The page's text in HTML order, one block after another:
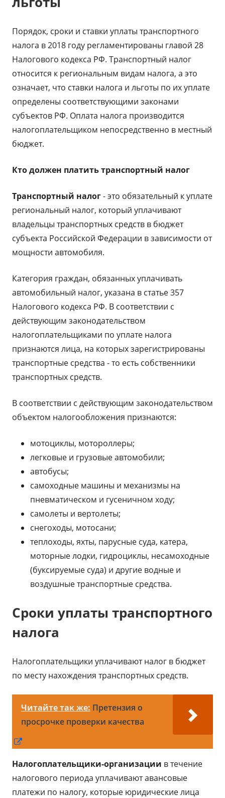
Порядок, сроки и ставки уплаты транспортного
налога в 2018 году регламентированы главой 28
Налогового кодекса РФ. Транспортный налог
относится к региональным видам налога, а это
означает, что ставки налога и льготы по их уплате
определены соответствующими законами
субъектов РФ. Оплата налога производится
налогоплательщиком непосредственно в местный
бюджет.
Кто должен платить транспортный налог
Транспортный налог- это обязательный к уплате
региональный налог, который уплачивают
владельцы транспортных средств в бюджет
субъекта Российской Федерации в зависимости от
мощности автомобиля.
Категория граждан, обязанных уплачивать
автомобильный налог, указана в статье 357
Налогового кодекса РФ. В соответствии с
действующим законодательством
налогоплательщиками по уплате налога
признаются лица, на которых зарегистрированы
транспортные средства - то есть собственники
транспортных средств.
В соответствии с действующим законодательством
объектом налогообложения признаются:
мотоциклы, мотороллеры;
легковые и грузовые автомобили;
автобусы;
самоходные машины и механизмы на
пневматическом и гусеничном ходу;
самолеты и вертолеты;
снегоходы, мотосани;
теплоходы, яхты, парусные суда, катера,
моторные лодки, гидроциклы, несамоходные
(буксируемые суда) и другие водные и
воздушные транспортные средства.
Сроки уплаты транспортного
налога
Налогоплательщики уплачивают налог в бюджет
по месту нахождения транспортных средств.
Читайте так же: Претензия о
просрочке проверки качества
новом
окне
Налогоплательщики-организации в течение
налогового периода уплачивают авансовые
платежи по налогу, которые юридические лица